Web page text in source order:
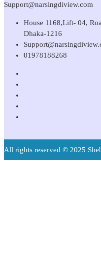
Support@narsingdiview.com
House 1168,Lift- 04,
Dhaka-1216
01978188268
All rights reserved © 2025